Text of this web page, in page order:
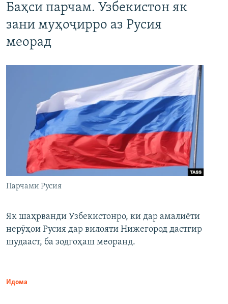
Баҳси парчам. Узбекистон як
зани муҳоҷирро аз Русия
меорад
Парчами Русия
Як шаҳрванди Узбекистонро, ки дар амалиёти
нерӯҳои Русия дар вилояти Нижегород дастгир
шудааст, ба зодгоҳаш меоранд.
Идома